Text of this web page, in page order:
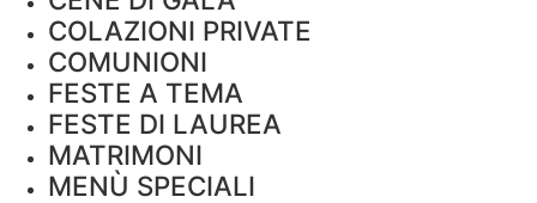
COLAZIONI PRIVATE
COMUNIONI
FESTE A TEMA
FESTE DI LAUREA
MATRIMONI
MENÙ SPECIALI